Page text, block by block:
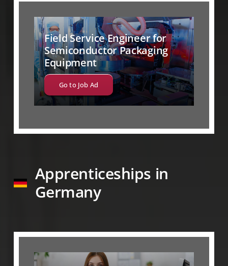
Field Service Engineer for
Semiconductor Packaging
Equipment
Go to Job Ad
Apprenticeships in
Germany